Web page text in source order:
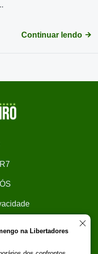
Continuar lendo
na Libertadores